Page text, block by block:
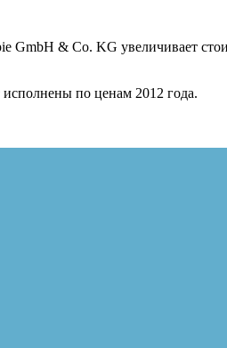
& Co. KG увеличивает
по ценам 2012 года.